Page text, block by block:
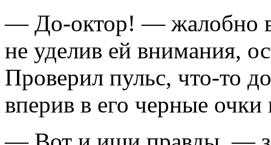
— До-октор! — жалобно
не уделив ей внимания,
Проверил пульс, что-то
вперив в его черные